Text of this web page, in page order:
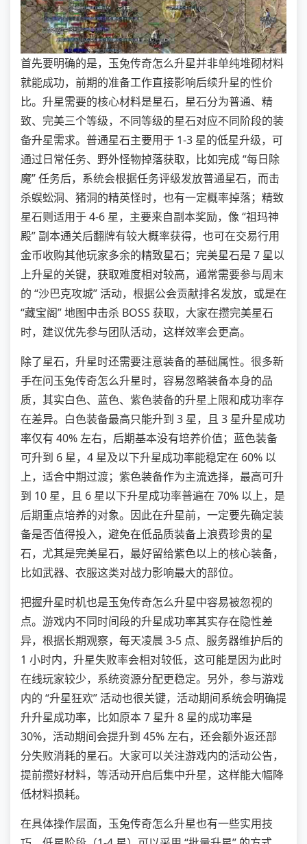
首先要明确的是，玉兔传奇怎么升星并非单纯堆砌材料
就能成功，前期的准备工作直接影响后续升星的性价
比。升星需要的核心材料是星石，星石分为普通、精
致、完美三个等级，不同等级的星石对应不同阶段的装
备升星需求。普通星石主要用于 1-3 星的低星升级，可
通过日常任务、野外怪物掉落获取，比如完成 “每日除
魔” 任务后，系统会根据任务评级发放普通星石，而击
杀蜈蚣洞、猪洞的精英怪时，也有一定概率掉落；精致
星石则适用于 4-6 星，主要来自副本奖励，像 “祖玛神
殿” 副本通关后翻牌有较大概率获得，也可在交易行用
金币收购其他玩家多余的精致星石；完美星石是 7 星以
上升星的关键，获取难度相对较高，通常需要参与周末
的 “沙巴克攻城” 活动，根据公会贡献排名发放，或是在
“藏宝阁” 地图中击杀 BOSS 获取，大家在攒完美星石
时，建议优先参与团队活动，这样效率会更高。
除了星石，升星时还需要注意装备的基础属性。很多新
手在问玉兔传奇怎么升星时，容易忽略装备本身的品
质，其实白色、蓝色、紫色装备的升星上限和成功率存
在差异。白色装备最高只能升到 3 星，且 3 星升星成功
率仅有 40% 左右，后期基本没有培养价值；蓝色装备
可升到 6 星，4 星及以下升星成功率能稳定在 60% 以
上，适合中期过渡；紫色装备作为主流选择，最高可升
到 10 星，且 6 星以下升星成功率普遍在 70% 以上，是
后期重点培养的对象。因此在升星前，一定要先确定装
备是否值得投入，避免在低品质装备上浪费珍贵的星
石，尤其是完美星石，最好留给紫色以上的核心装备，
比如武器、衣服这类对战力影响最大的部位。
把握升星时机也是玉兔传奇怎么升星中容易被忽视的
点。游戏内不同时间段的升星成功率其实存在隐性差
异，根据长期观察，每天凌晨 3-5 点、服务器维护后的
1 小时内，升星失败率会相对较低，这可能是因为此时
在线玩家较少，系统资源分配更稳定。另外，参与游戏
内的 “升星狂欢” 活动也很关键，活动期间系统会明确提
升升星成功率，比如原本 7 星升 8 星的成功率是
30%，活动期间会提升到 45% 左右，还会额外返还部
分失败消耗的星石。大家可以关注游戏内的活动公告，
提前攒好材料，等活动开启后集中升星，这样能大幅降
低材料损耗。
在具体操作层面，玉兔传奇怎么升星也有一些实用技